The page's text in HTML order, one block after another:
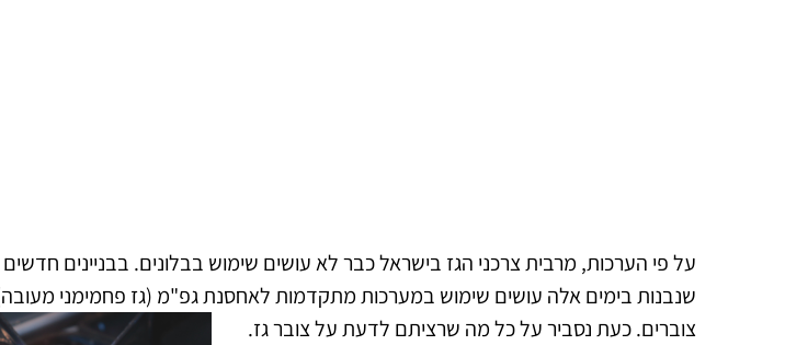
על פי הערכות, מרבית צרכני הגז בישראל כבר לא עושים שימוש בבלונים. בבניינים חדשים
שנבנות בימים אלה עושים שימוש במערכות מתקדמות לאחסנתגפ"מ (גז פחמימני
צוברים. כעת נסביר על כל מה שרציתם לדעת על צובר גז.